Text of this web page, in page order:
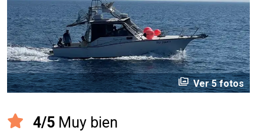
perm_media Ver 5 fotos
4/5 Muy bien